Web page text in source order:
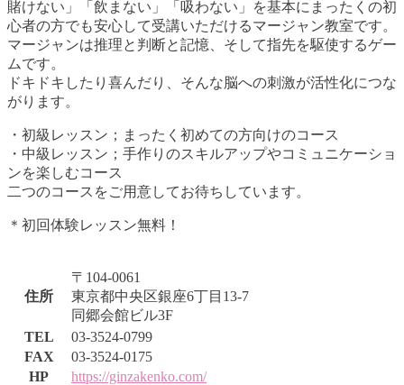
賭けない」「飲まない」「吸わない」を基本にまったくの初
心者の方でも安心して受講いただけるマージャン教室です。
マージャンは推理と判断と記憶、そして指先を駆使するゲー
ムです。
ドキドキしたり喜んだり、そんな脳への刺激が活性化につな
がります。
・初級レッスン；まったく初めての方向けのコース
・中級レッスン；手作りのスキルアップやコミュニケーショ
ンを楽しむコース
二つのコースをご用意してお待ちしています。
＊初回体験レッスン無料！
住所
〒104-0061
東京都中央区銀座6丁目13-7
同郷会館ビル3F
TEL
03-3524-0799
FAX
03-3524-0175
HP
https://ginzakenko.com/